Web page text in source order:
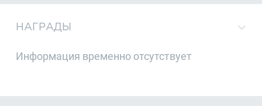
НАГРАДЫ
Информация временно отсутствует